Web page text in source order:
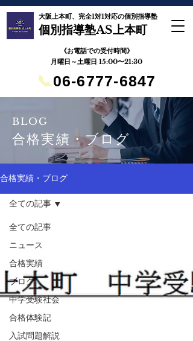
大阪上本町、完全1対1対応の個別指導塾
個別指導塾AS上本町
月曜日～土曜日 15:00〜21:30
📞06-6777-6847
《お電話での受付時間》
BLOG
合格実績・ブログ
合格実績・ブログ
全ての記事
ニュース
合格実績
ブログ
中学受験社会
合格体験記
入試問題解説
全ての記事